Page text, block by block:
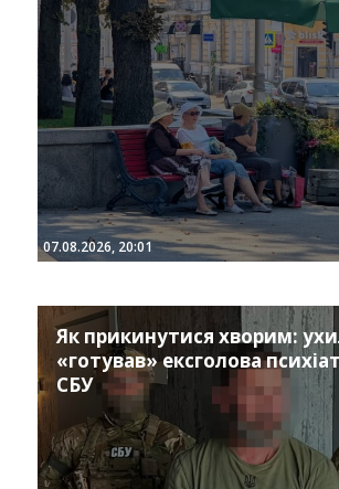
07.08.2026, 20:01
Як прикинутися хворим:
«готував» ексголова
СБУ